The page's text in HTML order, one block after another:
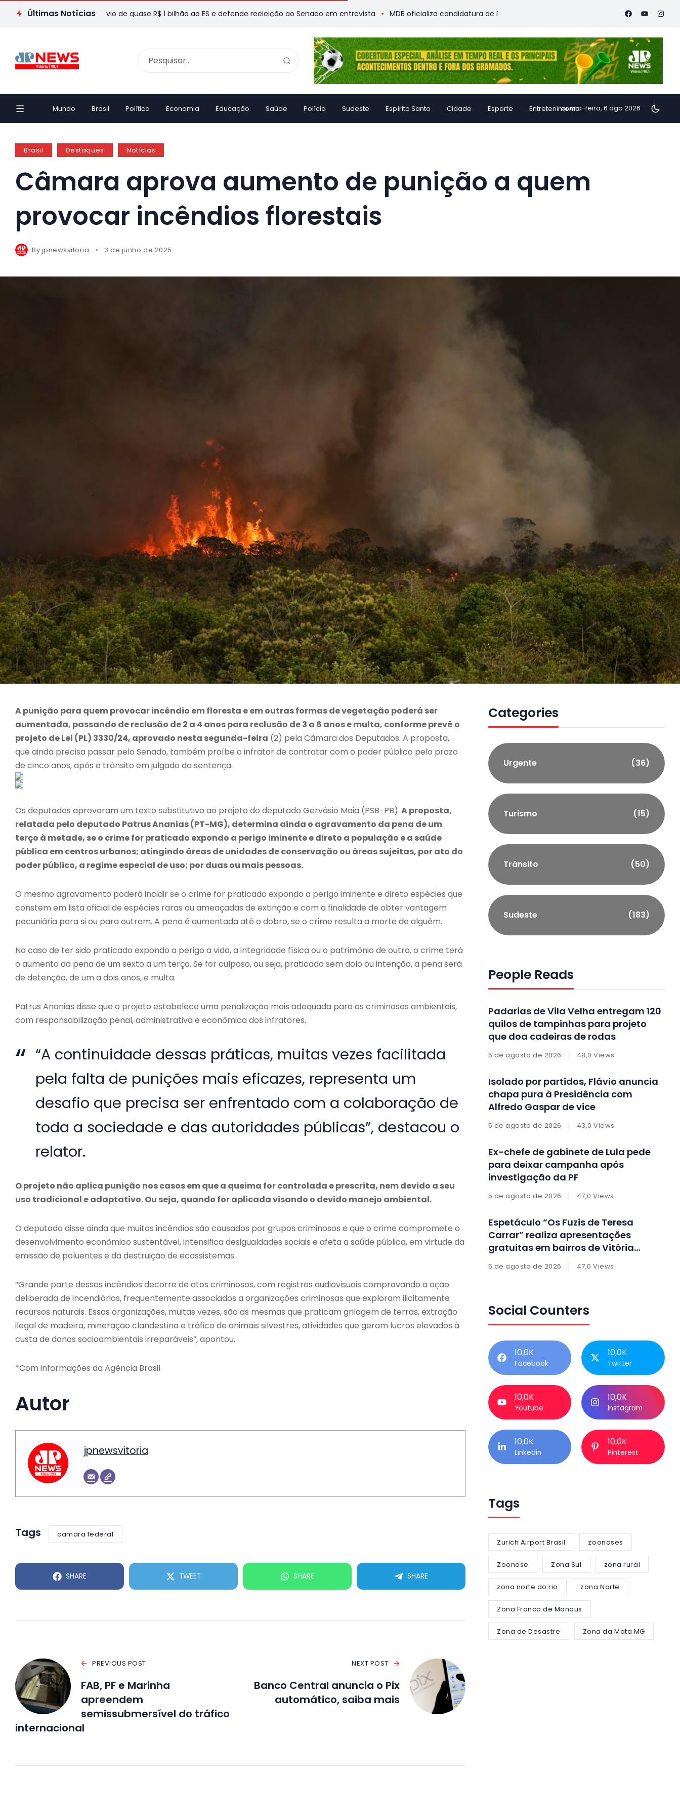
Últimas Notícias
do Val destaca envio de quase R$ 1 bilhão ao ES e defende reeleição ao Senado em entrevista MDB oficializa candidatura de Ricardo Ferraço à reeleição e lança lema “Pacto com o
Mundo Brasil Política Economia Educação Saúde Polícia Sudeste Espírito Santo Cidade Esporte Entretenimentoquinta-feira, 6 ago 2026
Brasil Destaques Notícias
Câmara aprova aumento de punição a quem
provocar incêndios florestais
By jpnewsvitoria 3 de junho de 2025
A punição para quem provocar incêndio em floresta e em outras formas de vegetação poderá ser
aumentada, passando de reclusão de 2 a 4 anos para reclusão de 3 a 6 anos e multa, conforme prevê o
projeto de Lei (PL) 3330/24, aprovado nesta segunda-feira (2) pela Câmara dos Deputados. A proposta,
que ainda precisa passar pelo Senado, também proíbe o infrator de contratar com o poder público pelo prazo
de cinco anos, após o trânsito em julgado da sentença.
Os deputados aprovaram um texto substitutivo ao projeto do deputado Gervásio Maia (PSB-PB).A proposta,
relatada pelo deputado Patrus Ananias (PT-MG), determina ainda o agravamento da pena de um
terço à metade, se o crime for praticado expondo a perigo iminente e direto a população e a saúde
pública em centros urbanos; atingindo áreas de unidades de conservação ou áreas sujeitas, por ato do
poder público, a regime especial de uso; por duas ou mais pessoas.
O mesmo agravamento poderá incidir se o crime for praticado expondo a perigo iminente e direto espécies que
constem em lista oficial de espécies raras ou ameaçadas de extinção e com a finalidade de obter vantagem
pecuniária para si ou para outrem. A pena é aumentada até o dobro, se o crime resulta a morte de alguém.
No caso de ter sido praticado expondo a perigo a vida, a integridade física ou o patrimônio de outro, o crime terá
o aumento da pena de um sexto a um terço. Se for culposo, ou seja, praticado sem dolo ou intenção, a pena será
de detenção, de um a dois anos, e multa.
Patrus Ananias disse que o projeto estabelece uma penalização mais adequada para os criminosos ambientais,
com responsabilização penal, administrativa e econômica dos infratores.
“A continuidade dessas práticas, muitas vezes facilitada
pela falta de punições mais eficazes, representa um
desafio que precisa ser enfrentado com a colaboração de
toda a sociedade e das autoridades públicas”, destacou o
relator.
O projeto não aplica punição nos casos em que a queima for controlada e prescrita, nem devido a seu
uso tradicional e adaptativo. Ou seja, quando for aplicada visando o devido manejo ambiental.
O deputado disse ainda que muitos incêndios são causados por grupos criminosos e que o crime compromete o
desenvolvimento econômico sustentável, intensifica desigualdades sociais e afeta a saúde pública, em virtude da
emissão de poluentes e da destruição de ecossistemas.
“Grande parte desses incêndios decorre de atos criminosos, com registros audiovisuais comprovando a ação
deliberada de incendiários, frequentemente associados a organizações criminosas que exploram ilicitamente
recursos naturais. Essas organizações, muitas vezes, são as mesmas que praticam grilagem de terras, extração
ilegal de madeira, mineração clandestina e tráfico de animais silvestres, atividades que geram lucros elevados à
custa de danos socioambientais irreparáveis”, apontou.
*Com informações da Agência Brasil
Autor
jpnewsvitoria
Tags camara federal
SHARE TWEET SHARE SHARE
PREVIOUS POST
FAB, PF e Marinha
apreendem
semissubmersível do tráfico
internacional
NEXT POST
Banco Central anuncia o Pix
automático, saiba mais
Categories
Urgente (36)
Turismo (15)
Trânsito (50)
Sudeste (183)
People Reads
Padarias de Vila Velha entregam 120
quilos de tampinhas para projeto
que doa cadeiras de rodas
5 de agosto de 2026 48,0 Views
Isolado por partidos, Flávio anuncia
chapa pura à Presidência com
Alfredo Gaspar de vice
5 de agosto de 2026 43,0 Views
Ex-chefe de gabinete de Lula pede
para deixar campanha após
investigação da PF
5 de agosto de 2026 47,0 Views
Espetáculo “Os Fuzis de Teresa
Carrar” realiza apresentações
gratuitas em bairros de Vitória
5 de agosto de 2026 47,0 Views
Social Counters
10,0K
Facebook
10,0K
Twitter
10,0K
Youtube
10,0K
Instagram
10,0K
Linkedin
10,0K
Pinterest
Tags
Zurich Airport Brasil zoonoses
Zoonose Zona Sul zona rural
zona norte do rio zona Norte
Zona Franca de Manaus
Zona de Desastre Zona da Mata MG